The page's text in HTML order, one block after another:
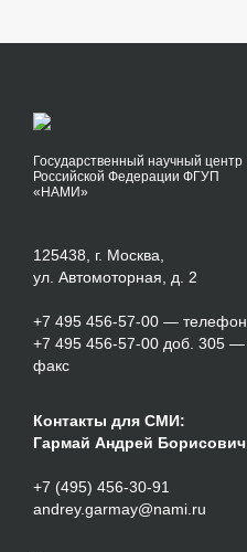
Государственный научный центр
Российской Федерации ФГУП
«НАМИ»
125438, г. Москва,
ул. Автомоторная, д. 2
+7 495 456-57-00 — телефон
+7 495 456-57-00 доб. 305 —
факс
Контакты для СМИ:
Гармай Андрей Борисович
+7 (495) 456-30-91
andrey.garmay@nami.ru